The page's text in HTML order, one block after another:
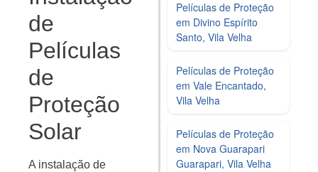
de
Películas
de
Proteção
Solar
A instalação de
Películas de Proteção
em Divino Espírito
Santo, Vila Velha
Películas de Proteção
em Vale Encantado,
Vila Velha
Películas de Proteção
em Nova Guarapari
Guarapari, Vila Velha